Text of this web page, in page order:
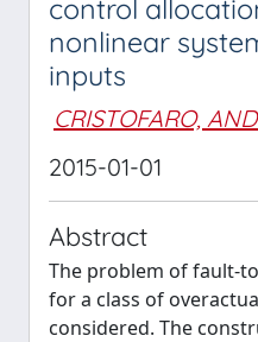
control
nonlinear
inputs
CRISTOFARO,
2015-01-01
Abstract
The problem of fault-
for a class of
considered. The